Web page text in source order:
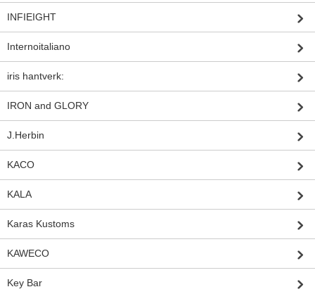
INFIEIGHT
Internoitaliano
iris hantverk:
IRON and GLORY
J.Herbin
KACO
KALA
Karas Kustoms
KAWECO
Key Bar